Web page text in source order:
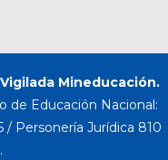
Mineducación.
de Educación Nacional:
/ Personería Jurídica 810